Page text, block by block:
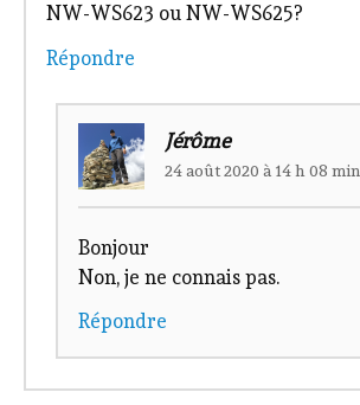
NW-WS623 ou NW-WS625?
Répondre
Jérôme
24 août 2020 à 14 h 08 min
Bonjour
Non, je ne connais pas.
Répondre